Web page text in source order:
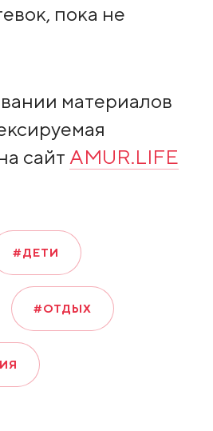
пока не
материалов
сайт AMUR.LIFE
#ДЕТИ
#ОТДЫХ